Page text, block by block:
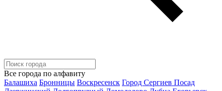
Все города по алфавиту
Балашиха Бронницы Воскресенск Город Сергиев Посад